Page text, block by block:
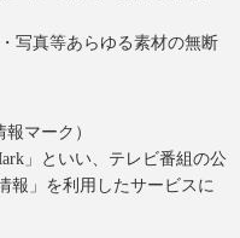
写真等あらゆる素材の無断
マーク）
」といい、テレビ番組の公
報」を利用したサービスに